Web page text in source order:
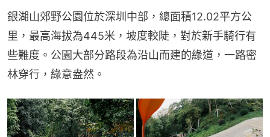
銀湖山郊野公園位於深圳中部，總面積12.02平方公
里，最高海拔為445米，坡度較陡，對於新手騎行有
些難度。公園大部分路段為沿山而建的綠道，一路密
林穿行，綠意盎然。